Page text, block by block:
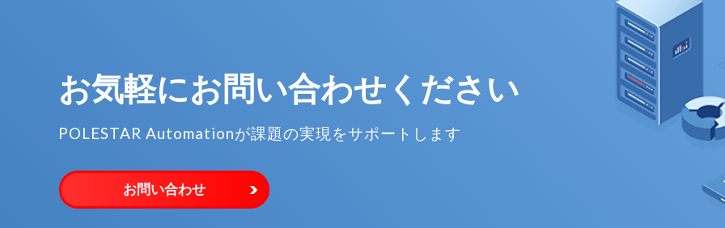
お気軽にお問い合わせください
POLESTAR Automationが課題の実現をサポートします
お問い合わせ